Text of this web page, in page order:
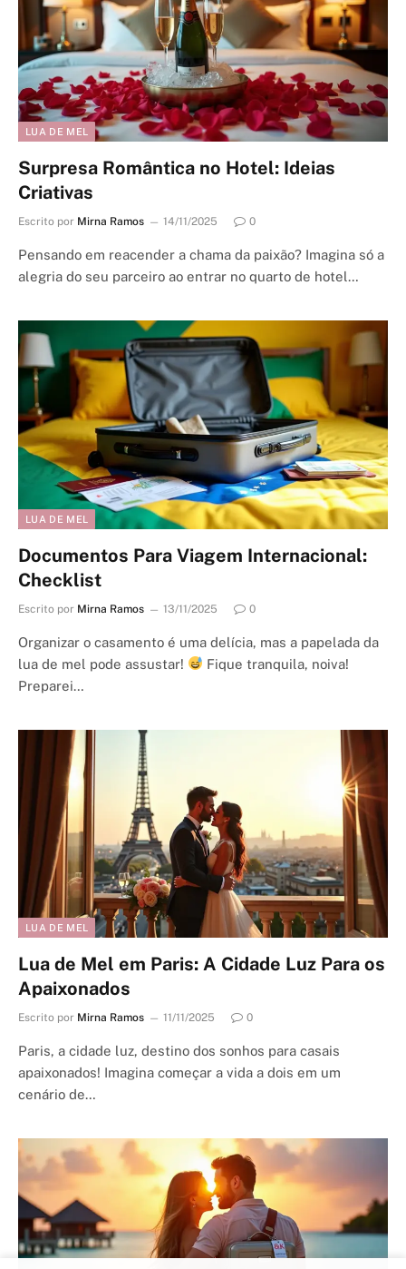
LUA DE MEL
Surpresa Romântica no Hotel: Ideias
Criativas
Escrito por Mirna Ramos 14/11/2025 0
Pensando em reacender a chama da paixão? Imagina só a
alegria do seu parceiro ao entrar no quarto de hotel…
LUA DE MEL
Documentos Para Viagem Internacional:
Checklist
Escrito por Mirna Ramos 13/11/2025 0
Organizar o casamento é uma delícia, mas a papelada da
lua de mel pode assustar!
Fique tranquila, noiva!
Preparei…
LUA DE MEL
Lua de Mel em Paris: A Cidade Luz Para os
Apaixonados
Escrito por Mirna Ramos 11/11/2025 0
Paris, a cidade luz, destino dos sonhos para casais
apaixonados! Imagina começar a vida a dois em um
cenário de…